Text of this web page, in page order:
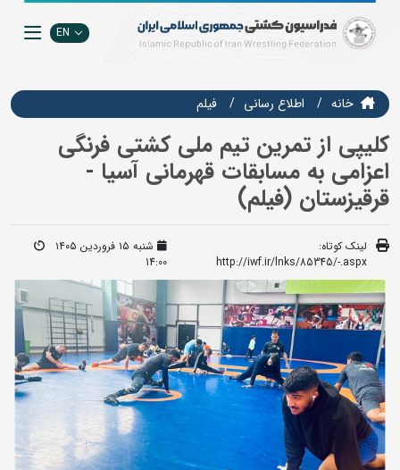
EN
خانه اطلاع رسانی فيلم
کلیپی از تمرین تیم ملی کشتی فرنگی
اعزامی به مسابقات قهرمانی آسیا -
قرقیزستان (فیلم)
لینک کوتاه:
http://iwf.ir/lnks/85345/-.aspx
شنبه ۱۵ فروردین ۱۴۰۵
14:00